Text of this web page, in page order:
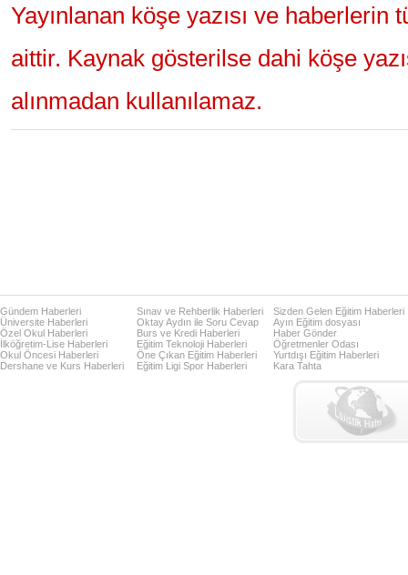
Yayınlanan köşe yazısı ve haberlerin
aittir. Kaynak gösterilse dahi köşe
alınmadan kullanılamaz.
Gündem Haberleri
Üniversite Haberleri
Özel Okul Haberleri
İlköğretim-Lise Haberleri
Okul Öncesi Haberleri
Dershane ve Kurs Haberleri
Sınav ve Rehberlik Haberleri
Oktay Aydın ile Soru Cevap
Burs ve Kredi Haberleri
Eğitim Teknoloji Haberleri
Öne Çıkan Eğitim Haberleri
Eğitim Ligi Spor Haberleri
Sizden Gelen Eğitim Haberleri
Ayın Eğitim dosyası
Haber Gönder
Öğretmenler Odası
Yurtdışı Eğitim Haberleri
Kara Tahta